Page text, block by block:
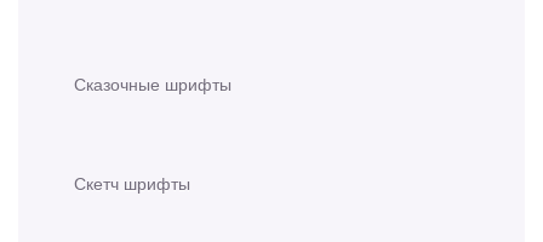
Сказочные шрифты
Скетч шрифты